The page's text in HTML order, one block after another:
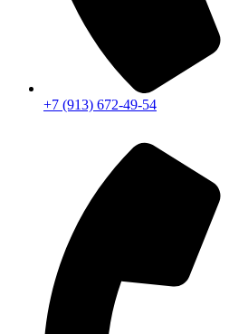
+7 (913) 672-49-54